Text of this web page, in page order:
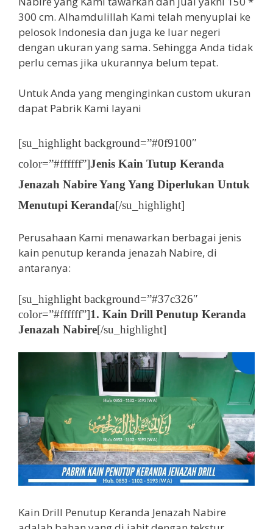
300 cm. Alhamdulillah Kami telah menyuplai ke
pelosok Indonesia dan juga ke luar negeri
dengan ukuran yang sama. Sehingga Anda tidak
perlu cemas jika ukurannya belum tepat.
Untuk Anda yang menginginkan custom ukuran
dapat Pabrik Kami layani
[su_highlight background=”#0f9100″
color=”#ffffff”]Jenis Kain Tutup Keranda
Jenazah Nabire Yang Yang Diperlukan Untuk
Menutupi Keranda[/su_highlight]
Perusahaan Kami menawarkan berbagai jenis
kain penutup keranda jenazah Nabire, di
antaranya:
[su_highlight background=”#37c326″
color=”#ffffff”]1. Kain Drill Penutup Keranda
Jenazah Nabire[/su_highlight]
Kain Drill Penutup Keranda Jenazah Nabire